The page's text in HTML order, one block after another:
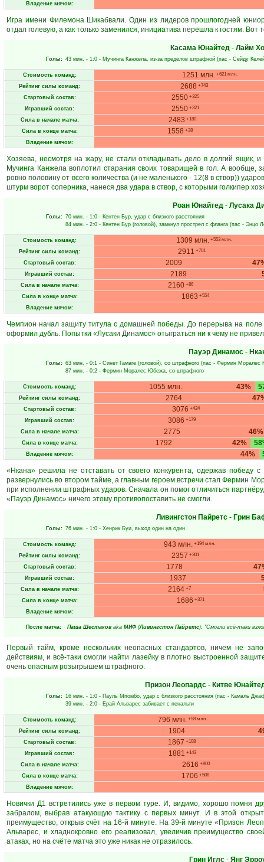
Владение мячом:
Игра имени Филемона Шикабвали. Один из лидеров прошлогодней
отдал голевую, а как только заменился, инициатива перешла к гостям. Вот
Касама Юнайтед - Лайм
Голы: 43 мин. - 1:0 - Мучинга Канжела, из-за пределов штрафной (пас - Сейду
Стоимость команд: 1251 млн. +621 млн.
Рейтинг силы команд: 2688 +743
Стартовый состав: 2550+325
Игравший состав: 2550+321
Сила в начале матча: 2483 +180
Сила в конце матча: 1558 +38
Владение мячом:
Хозяева, несмотря на жару, не стали откладывать дело в долгий ящик,
Мучинга Канжела воплотил старания своих товарищей в гол. А вообще,
ровно половину от всего количества (и не маленького - 12(8 в створ))
штурм ворот соперника, нанеся два удара в створ, с которыми голкипер
Роан Юнайтед- Лусака
Голы: 70 мин. - 1:0 - Кентен Бур, удар с близкого расстояния
84 мин. - 2:0 - Кентен Бур (головой), замкнул прострел с фланга (пас - Энцо
Стоимость команд: 1309 млн. +553 млн.
Рейтинг силы команд: 2911 +701
Стартовый состав: 2009
Игравший состав: 2189
Сила в начале матча: 2160 +86
Сила в конце матча: 1863 +554
Владение мячом:
Чемпион начал защиту титула с домашней победы. До перерыва на
оформил дубль. Попытки «Лусаки Динамос» отыграться ни к чему не
Пауэр Динамос -
Голы: 63 мин. - 0:1 - Синет Гамаге (головой), со штрафного (пас - Фермин Моралес
87 мин. - 0:2 - Фермин Моралес Юбежа, со штрафного
Стоимость команд: 43%
1055 млн.
Рейтинг силы команд: 2764
Стартовый состав: 3076 +424
Игравший состав: 3086 +179
Сила в начале матча: 46%
2775
Сила в конце матча: 42%
1792
Владение мячом: 44%
«Нкана» решила не отставать от своего конкурента, одержав
развернулись во втором тайме, а главным героем встречи стал Фермин
при исполнении штрафных ударов. Сначала он помог отличиться
«Пауэр Динамос» ничего этому противопоставить не смогли.
Ливингстон Пайретс- Грин
Голы: 76 мин. - 1:0 - Хенрик Буи, выход один на один
Стоимость команд: 943 млн. +194 млн.
Рейтинг силы команд: 2357 +301
Стартовый состав: 1778
Игравший состав: 1937
Сила в начале матча: 2164 +7
Сила в конце матча: 1686 +371
Владение мячом:
После матча: Паша Шестаков aka МИФ (Ливингстон Пайретс): "Смогли всё-таки
Первый тайм, кроме нескольких неопасных стандартов, ничем не
действиям, и всё-таки смогли найти лазейку в плотно выстроенной
очень опасным розыгрышем штрафного.
Призон Леопардс- Китве
Голы: 16 мин. - 1:0 - Пауль Мпомбо, удар с близкого расстояния (пас - Камаль
39 мин. - 2:0 - Ерай Альварес забивает с пенальти
Стоимость команд: 796 млн. +58 млн.
Рейтинг силы команд: 1904
Стартовый состав: 1867 +108
Игравший состав: 1881 +143
Сила в начале матча: 2616 +800
Сила в конце матча: 1706 +508
Владение мячом:
Новички Д1 встретились уже в первом туре. И, видимо, хорошо помня
забралом, выбрав атакующую тактику с первых минут. И в этой
преимущество, открыв счёт на 16-й минуте. На 39-й минуте «Призон
Альварес, и хладнокровно его реализовал, увеличив преимущество
атаках, но на счёте матча это уже никак не отразилось.
Грин Иглс- Янг